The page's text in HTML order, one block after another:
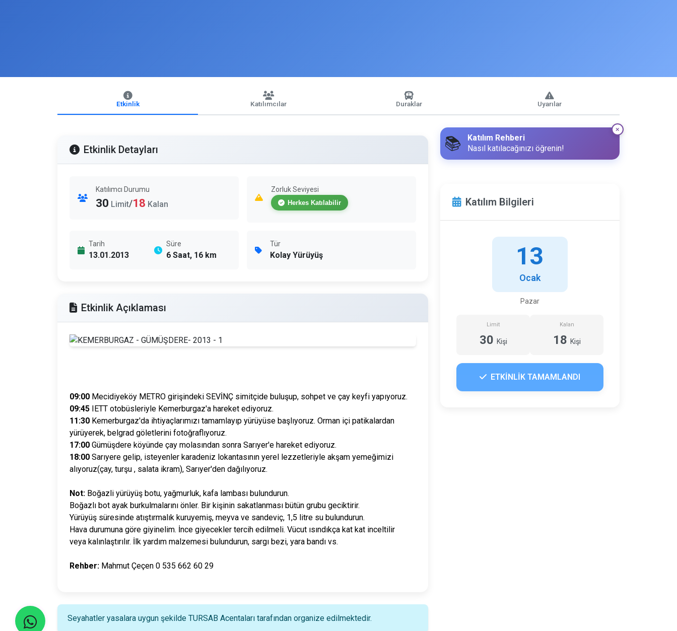
Etkinlik Katılımcılar Duraklar Uyarılar
Etkinlik Detayları
Katılımcı Durumu
30 Limit/18 Kalan
Zorluk Seviyesi
Herkes Katılabilir
Tarih
13.01.2013
Süre
6 Saat, 16 km
Tür
Kolay Yürüyüş
Etkinlik Açıklaması
09:00 Mecidiyeköy METRO girişindeki SEVİNÇ simitçide buluşup, sohpet ve çay keyfi yapıyoruz.
09:45 IETT otobüsleriyle Kemerburgaz'a hareket ediyoruz.
11:30 Kemerburgaz'da ihtiyaçlarımızı tamamlayıp yürüyüse başlıyoruz. Orman içi patikalardan
yürüyerek, belgrad göletlerini fotoğraflıyoruz.
17:00 Gümüşdere köyünde çay molasından sonra Sarıyer'e hareket ediyoruz.
18:00 Sarıyere gelip, isteyenler karadeniz lokantasının yerel lezzetleriyle akşam yemeğimizi
alıyoruz(çay, turşu , salata ikram), Sarıyer'den dağılıyoruz.
Not: Boğazli yürüyüş botu, yağmurluk, kafa lambası bulundurun.
Boğazlı bot ayak burkulmalarını önler. Bir kişinin sakatlanması bütün grubu geciktirir.
Yürüyüş süresinde atıştırmalık kuruyemiş, meyva ve sandeviç, 1,5 litre su bulundurun.
Hava durumuna göre giyinelim. İnce giyecekler tercih edilmeli. Vücut ısındıkça kat kat inceltilir
veya kalınlaştırılır. İlk yardım malzemesi bulundurun, sargı bezi, yara bandı vs.
Rehber: Mahmut Çeçen 0 535 662 60 29
Seyahatler yasalara uygun şekilde TURSAB Acentaları tarafından organize edilmektedir.
📚
Katılım Rehberi
Nasıl katılacağınızı öğrenin!
Katılım Bilgileri
13
Ocak
Pazar
Limit
30 Kişi
Kalan
18 Kişi
ETKİNLİK TAMAMLANDI